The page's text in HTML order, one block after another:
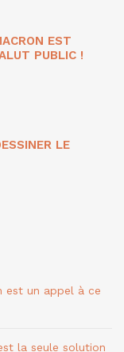
EST
PUBLIC !
LE
est un appel à ce
la seule solution